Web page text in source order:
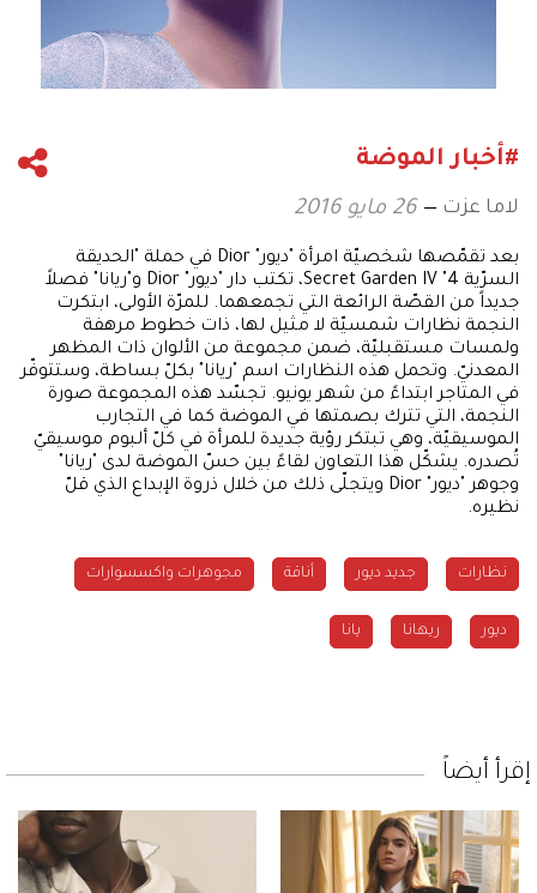
#أخبار الموضة
لاما عزت 26 مايو 2016
بعد تقمّصها شخصيّة امرأة "ديور" Dior في حملة "الحديقة
السرّية 4" Secret Garden IV، تكتب دار "ديور" Dior و"ريانا" فصلاً
جديداً من القصّة الرائعة التي تجمعهما. للمرّة الأولى، ابتكرت
النجمة نظارات شمسيّة لا مثيل لها، ذات خطوط مرهفة
ولمسات مستقبليّة، ضمن مجموعة من الألوان ذات المظهر
المعدنيّ. وتحمل هذه النظارات اسم "ريانا" بكلّ بساطة، وستتوفّر
في المتاجر ابتداءً من شهر يونيو. تجسّد هذه المجموعة صورة
النجمة، التي تترك بصمتها في الموضة كما في التجارب
الموسيقيّة، وهي تبتكر رؤية جديدة للمرأة في كلّ ألبوم موسيقيّ
تُصدره. يشكّل هذا التعاون لقاءً بين حسّ الموضة لدى "ريانا"
وجوهر "ديور" Dior ويتجلّى ذلك من خلال ذروة الإبداع الذي قلّ
نظيره.
نظارات جديد ديور أناقة مجوهرات واكسسوارات
ديور ريهانا يانا
إقرأ أيضاً